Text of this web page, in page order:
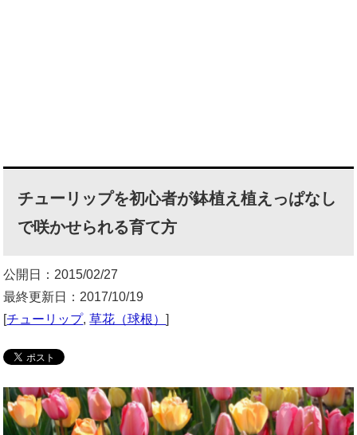
チューリップを初心者が鉢植え植えっぱなし
で咲かせられる育て方
公開日：2015/02/27
最終更新日：2017/10/19
[チューリップ,草花（球根）]